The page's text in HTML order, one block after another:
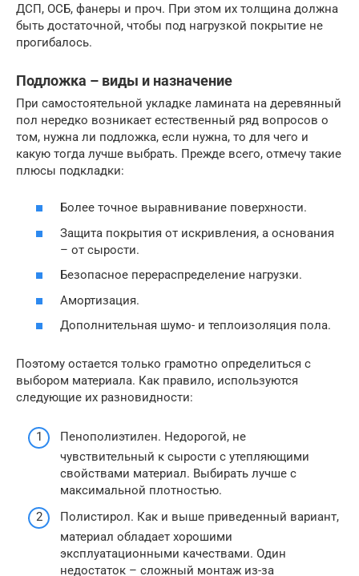
ДСП, ОСБ, фанеры и проч. При этом их толщина должна
быть достаточной, чтобы под нагрузкой покрытие не
прогибалось.
Подложка – виды и назначение
При самостоятельной укладке ламината на деревянный
пол нередко возникает естественный ряд вопросов о
том, нужна ли подложка, если нужна, то для чего и
какую тогда лучше выбрать. Прежде всего, отмечу такие
плюсы подкладки:
Более точное выравнивание поверхности.
Защита покрытия от искривления, а основания
– от сырости.
Безопасное перераспределение нагрузки.
Амортизация.
Дополнительная шумо- и теплоизоляция пола.
Поэтому остается только грамотно определиться с
выбором материала. Как правило, используются
следующие их разновидности:
Пенополиэтилен. Недорогой, не
чувствительный к сырости с утепляющими
свойствами материал. Выбирать лучше с
максимальной плотностью.
Полистирол. Как и выше приведенный вариант,
материал обладает хорошими
эксплуатационными качествами. Один
недостаток – сложный монтаж из-за